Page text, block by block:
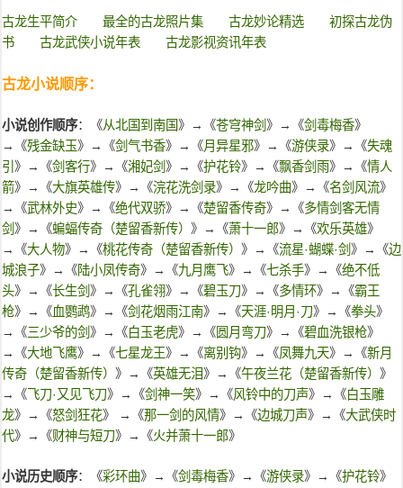
古龙生平简介 最全的古龙照片集 古龙妙论精选
初探古龙伪
书
古龙武侠小说年表 古龙影视资讯年表
古龙小说顺序：
小说创作顺序：《从北国到南国》→《苍穹神剑 》→《剑毒梅香》
→《残金缺玉》→《剑气书香》→《月异星邪》→《游侠录》→《失魂
引 》→《剑客行》→《湘妃剑 》→《护花铃》→《飘香剑雨》→《情人
箭》→《大旗英雄传》→《浣花洗剑录》→《龙吟曲》→《名剑风流》
→《武林外史》→《绝代双骄》→《楚留香传奇》→《多情剑客无情
剑 》→《蝙蝠传奇（楚留香新传） 》→《萧十一郎》→《欢乐英雄》
→《大人物》→《桃花传奇（楚留香新传） 》→《流星·蝴蝶·剑 》→《边
城浪子》→《陆小凤传奇》→《九月鹰飞》→《七杀手》→《绝不低
头》→《长生剑 》→《孔雀翎》→《碧玉刀》→《多情环》→《霸王
枪》→《血鹦鹉》→《剑花烟雨江南》→《天涯·明月·刀》→《拳头》
→《三少爷的剑 》→《白玉老虎》→《 圆月弯刀》→《碧血洗银枪》
→《大地飞鹰》→《七星龙王》→《离别钩》→《凤舞九天》→《新月
传奇（楚留香新传） 》→《英雄无泪》→《午夜兰花（楚留香新传） 》
→《飞刀·又见飞刀》→《剑神一笑》→《风铃中的刀声》→《白玉雕
龙》→《怒剑狂花》 →《那一剑的风情》→《边城刀声》→《大武侠时
代》→《财神与短刀》→《火并萧十一郎》
小说历史顺序：《彩环曲》→《剑毒梅香》→《游侠录》→《护花铃》